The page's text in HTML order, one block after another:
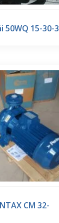
50WQ 15-30-3
CM 32-